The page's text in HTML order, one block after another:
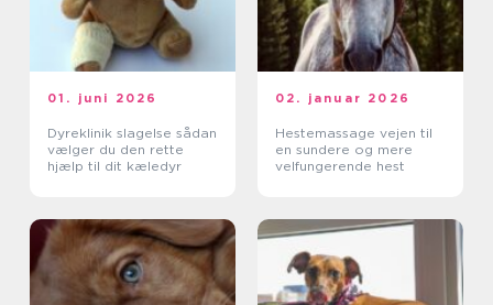
01. juni 2026
Dyreklinik slagelse sådan
vælger du den rette
hjælp til dit kæledyr
02. januar 2026
Hestemassage vejen til
en sundere og mere
velfungerende hest